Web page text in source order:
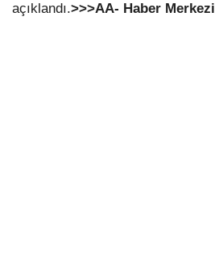
açıklandı.>>>AA- Haber Merkezi